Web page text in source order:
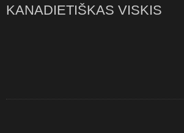
KANADIETIŠKAS VISKIS